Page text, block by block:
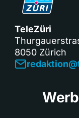
TeleZüri
8050 Zürich